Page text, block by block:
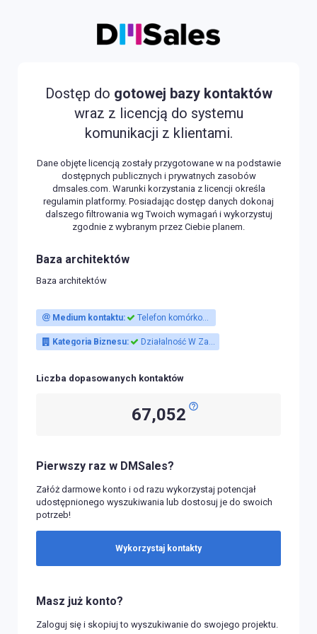
Dostęp do gotowej bazy kontaktów
wraz z licencją do systemu
komunikacji z klientami.
Dane objęte licencją zostały przygotowane w na podstawie
dostępnych publicznych i prywatnych zasobów
dmsales.com. Warunki korzystania z licencji określa
regulamin platformy. Posiadając dostęp danych dokonaj
dalszego filtrowania wg Twoich wymagań i wykorzystuj
zgodnie z wybranym przez Ciebie planem.
Baza architektów
Baza architektów
Medium kontaktu: Telefon komórkowy, Telefon stacjonarny, Email
Kategoria Biznesu: Działalność W Zakresie Architektury, Architekt, Architekci, Architektoniczne biura, Architekt Krajobrazu, Dekoracje, architektura wnętrz - usługi, Biuro Architekta Wnętrz, Usługi architektoniczne, Dekoracja i architektura wnętrz - usługi, Działalność W Zakresie Specjalistycznego Projektowania, Projektant Wnętrz, Działalność w zakresie architektury, Działalność w zakresie inżynierii i związane z nią doradztwo techniczne
Liczba dopasowanych kontaktów
67,052
Pierwszy raz w DMSales?
Załóż darmowe konto i od razu wykorzystaj potencjał
udostępnionego wyszukiwania lub dostosuj je do swoich
potrzeb!
Wykorzystaj kontakty
Masz już konto?
Zaloguj się i skopiuj to wyszukiwanie do swojego projektu.